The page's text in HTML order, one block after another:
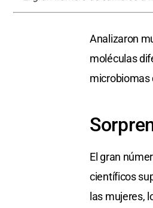
Analizaron
moléculas
microbiomas
El gran
científicos
las mujeres,